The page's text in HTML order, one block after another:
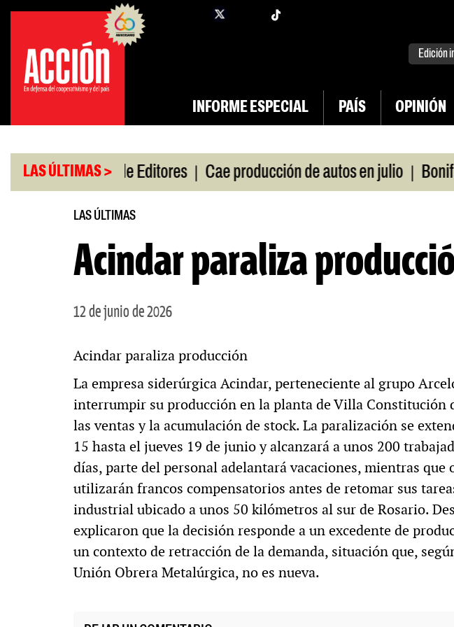
Saltar
contenido
facebook
Edición
INFORME ESPECIAL PAÍS OPINIÓN
LAS ÚLTIMAS >
gira | Feria de Editores | Cae producción de autos en julio |
LAS ÚLTIMAS
Acindar paraliza
12 de junio de 2026
Acindar paraliza producción
La empresa siderúrgica Acindar, perteneciente al grupo
interrumpir su producción en la planta de Villa Constitución
las ventas y la acumulación de stock. La paralización se
15 hasta el jueves 19 de junio y alcanzará a unos 200
días, parte del personal adelantará vacaciones, mientras que
utilizarán francos compensatorios antes de retomar sus
industrial ubicado a unos 50 kilómetros al sur de Rosario.
explicaron que la decisión responde a un excedente de
un contexto de retracción de la demanda, situación que,
Unión Obrera Metalúrgica, no es nueva.